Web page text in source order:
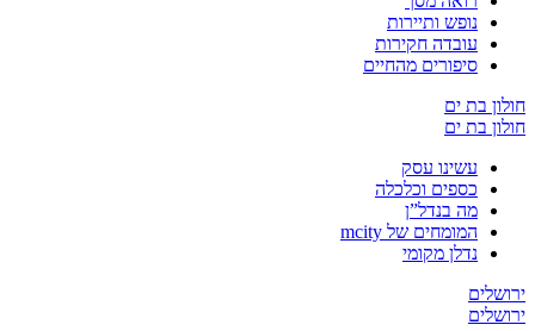
נופש ותיירות
עובדה חקירות
סיפורים מהחיים
בת ים
בת ים
עשינו עסק
כספים וכלכלה
מה בנדל”ן
המומחים של mcity
נדלן מקומי